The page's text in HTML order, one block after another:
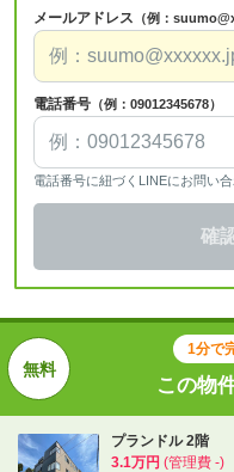
メールアドレス （例：
電話番号 （例：09012345678）
電話番号に紐づくLINEにお問い
確
1分で
この物
プランドル 2階
3.1万円 (管理費 -)